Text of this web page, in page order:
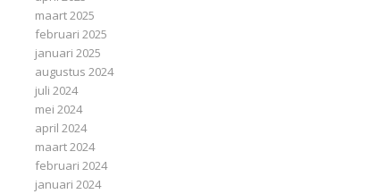
maart 2025
februari 2025
januari 2025
augustus 2024
juli 2024
mei 2024
april 2024
maart 2024
februari 2024
januari 2024